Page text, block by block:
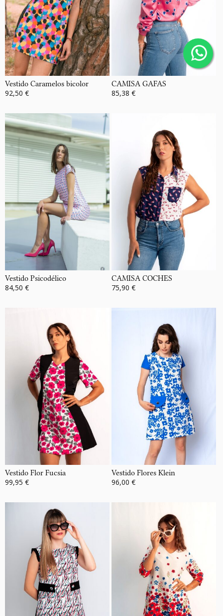
Vestido Caramelos bicolor
92,50 €
CAMISA GAFAS
85,38 €
Vestido Psicodélico
84,50 €
CAMISA COCHES
75,90 €
Vestido Flor Fucsia
99,95 €
Vestido Flores Klein
96,00 €